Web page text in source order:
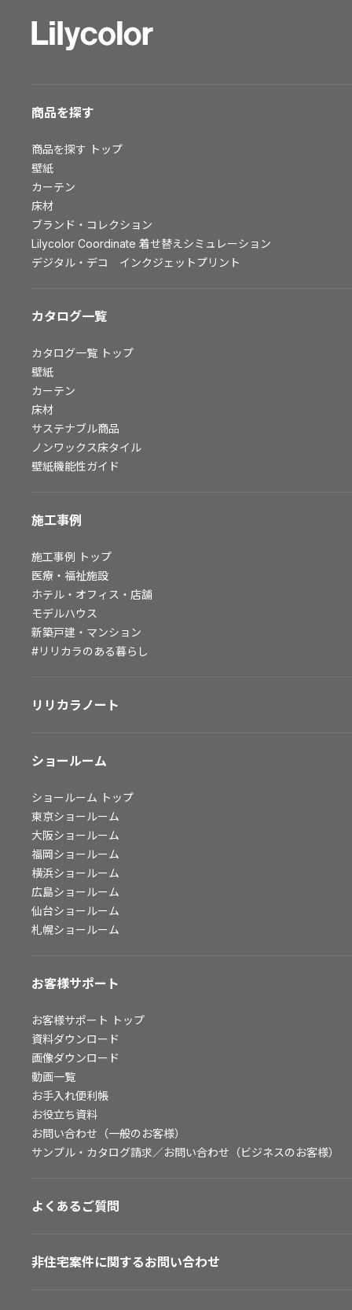
仙台ショールーム
お客様サポート
お客様サポート トップ
資料ダウンロード
画像ダウンロード
動画一覧
お手入れ便利帳
お役立ち資料
お問い合わせ（一般のお客様）
よくあるご質問
非住宅案件に関するお問い合わせ
事業紹介
スペースソリューション事業
ファシリティソリューション事業
不動産投資開発事業
会社情報
採用情報
商品を探す
商品を探す トップ
壁紙
カーテン
床材
ブランド・コレクション
Lilycolor Coordinate 着せ替えシミュレーション
デジタル・デコ インクジェットプリント
カタログ一覧
カタログ一覧 トップ
壁紙
カーテン
床材
サステナブル商品
ノンワックス床タイル
壁紙機能性ガイド
施工事例
施工事例 トップ
医療・福祉施設
ホテル・オフィス・店舗
モデルハウス
新築戸建・マンション
#リリカラのある暮らし
リリカラノート
ショールーム
ショールーム トップ
東京ショールーム
大阪ショールーム
福岡ショールーム
横浜ショールーム
広島ショールーム
仙台ショールーム
札幌ショールーム
お客様サポート
お客様サポート トップ
資料ダウンロード
画像ダウンロード
動画一覧
お手入れ便利帳
お役立ち資料
お問い合わせ（一般のお客様）
サンプル・カタログ請求／お問い合わせ（ビジネスのお客様）
よくあるご質問
非住宅案件に関するお問い合わせ